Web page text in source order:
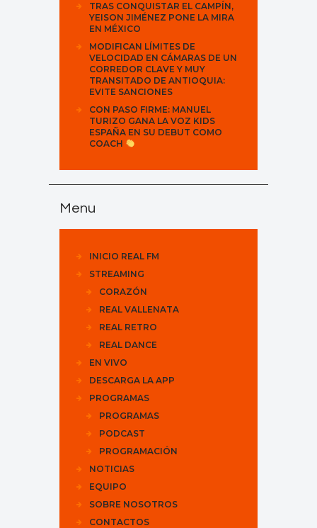
TRAS CONQUISTAR EL CAMPÍN,
YEISON JIMÉNEZ PONE LA MIRA
EN MÉXICO
MODIFICAN LÍMITES DE
VELOCIDAD EN CÁMARAS DE UN
CORREDOR CLAVE Y MUY
TRANSITADO DE ANTIOQUIA:
EVITE SANCIONES
CON PASO FIRME: MANUEL
TURIZO GANA LA VOZ KIDS
ESPAÑA EN SU DEBUT COMO
COACH
Menu
INICIO REAL FM
STREAMING
CORAZÓN
REAL VALLENATA
REAL RETRO
REAL DANCE
EN VIVO
DESCARGA LA APP
PROGRAMAS
PROGRAMAS
PODCAST
PROGRAMACIÓN
NOTICIAS
EQUIPO
SOBRE NOSOTROS
CONTACTOS